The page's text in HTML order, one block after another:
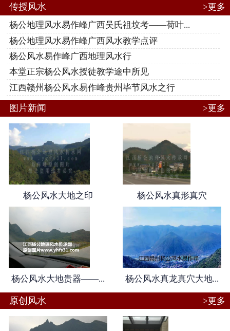
江西风水
阴宅风水
周易术数
原创风水
联系我们
服务范围
传授风水
>更多
杨公地理风水易作峰广西吴氏祖坟考——荷叶...
杨公地理风水易作峰广西风水教学点评
杨公风水易作峰广西地理风水行
本堂正宗杨公风水授徒教学途中所见
江西赣州杨公风水易作峰贵州毕节风水之行
图片新闻 >更多
杨公风水大地之印 杨公风水真形真穴
杨公风水大地贵器——... 杨公风水真龙真穴大地...
原创风水 >更多